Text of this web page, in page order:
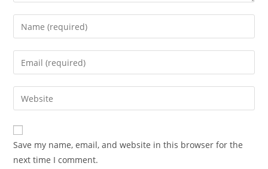
Enter
your
name
comment
Enter
your
email
address
comment
Enter
your
website
URL
(optional)
Save my name, email, and website in this browser for the
next time I comment.